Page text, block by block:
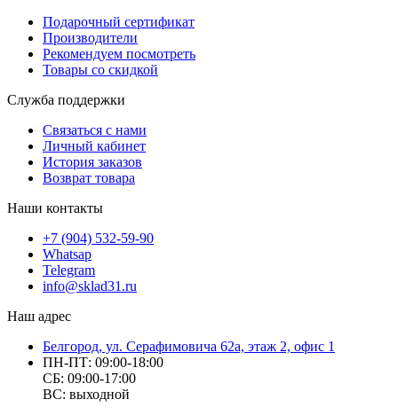
Подарочный сертификат
Производители
Рекомендуем посмотреть
Товары со скидкой
Служба поддержки
Связаться с нами
Личный кабинет
История заказов
Возврат товара
Наши контакты
+7 (904) 532-59-90
Whatsap
Telegram
info@sklad31.ru
Наш адрес
Белгород, ул. Серафимовича 62а, этаж 2, офис 1
ПН-ПТ: 09:00-18:00
СБ: 09:00-17:00
ВС: выходной